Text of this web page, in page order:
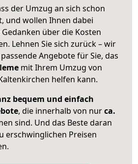
der Umzug an sich schon
und wollen Ihnen dabei
über die Kosten
Lehnen Sie sich zurück – wir
Angebote für Sie, das
mit Ihrem Umzug von
helfen kann.
bequem und einfach
, die innerhalb von nurca.
sind. Und das Beste daran
erschwinglichen Preisen